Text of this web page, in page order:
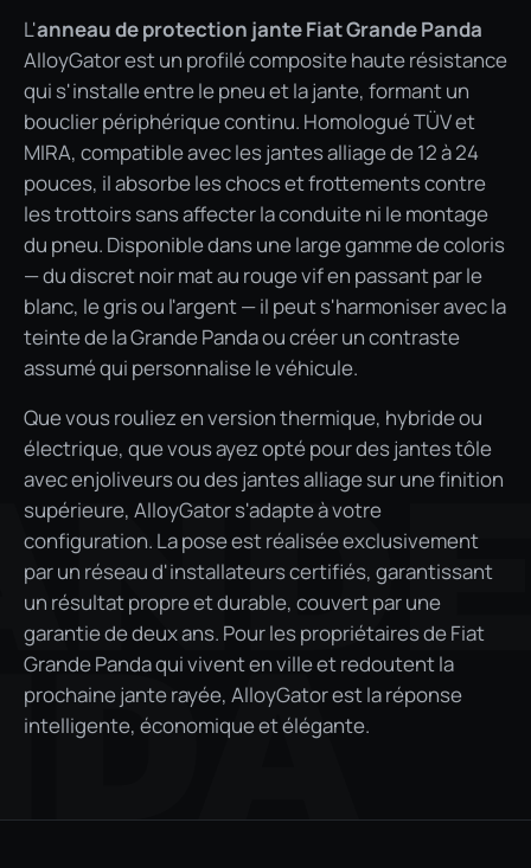
L'anneau de protection jante Fiat Grande Panda
AlloyGator est un profilé composite haute résistance
qui s'installe entre le pneu et la jante, formant un
bouclier périphérique continu. Homologué TÜV et
MIRA, compatible avec les jantes alliage de 12 à 24
pouces, il absorbe les chocs et frottements contre
les trottoirs sans affecter la conduite ni le montage
du pneu. Disponible dans une large gamme de coloris
— du discret noir mat au rouge vif en passant par le
blanc, le gris ou l'argent — il peut s'harmoniser avec la
teinte de la Grande Panda ou créer un contraste
assumé qui personnalise le véhicule.
Que vous rouliez en version thermique, hybride ou
électrique, que vous ayez opté pour des jantes tôle
avec enjoliveurs ou des jantes alliage sur une finition
supérieure, AlloyGator s'adapte à votre
configuration. La pose est réalisée exclusivement
par un réseau d'installateurs certifiés, garantissant
un résultat propre et durable, couvert par une
garantie de deux ans. Pour les propriétaires de Fiat
Grande Panda qui vivent en ville et redoutent la
prochaine jante rayée, AlloyGator est la réponse
intelligente, économique et élégante.